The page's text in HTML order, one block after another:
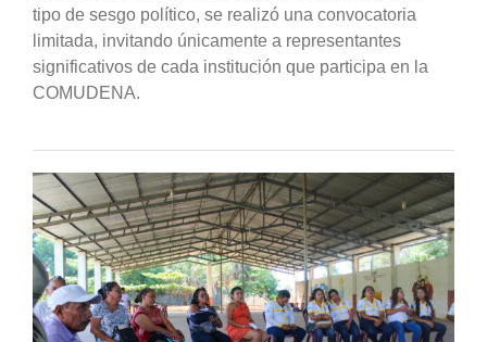
tipo de sesgo político, se realizó una convocatoria
limitada, invitando únicamente a representantes
significativos de cada institución que participa en la
COMUDENA.